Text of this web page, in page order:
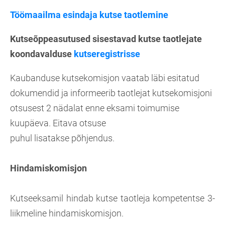
Töömaailma esindaja kutse taotlemine
Kutseõppeasutused sisestavad kutse taotlejate
koondavalduse kutseregistrisse
Kaubanduse kutsekomisjon vaatab läbi esitatud
dokumendid ja informeerib taotlejat kutsekomisjoni
otsusest 2 nädalat enne eksami toimumise
kuupäeva. Eitava otsuse
puhul lisatakse põhjendus.
Hindamiskomisjon
Kutseeksamil hindab kutse taotleja kompetentse 3-
liikmeline hindamiskomisjon.